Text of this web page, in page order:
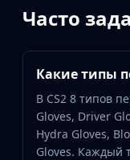
Skinbaron
Skinswap
Tradeit
Waxpeer
Lis-Skins
Market.CSGO
White Market
Часто
Какие типы
В CS2 8 типов
Gloves, Driver
Hydra Gloves,
Gloves. Каждый